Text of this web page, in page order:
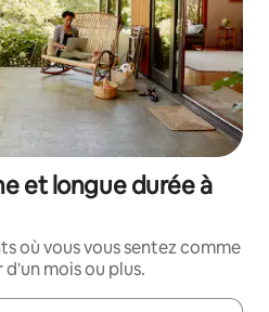
et longue durée à
où vous vous sentez comme
mois ou plus.